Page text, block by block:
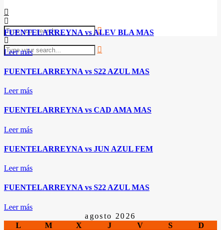
FUENTELARREYNA vs ALEV BLA MAS
Leer más
FUENTELARREYNA vs S22 AZUL MAS
Leer más
FUENTELARREYNA vs CAD AMA MAS
Leer más
FUENTELARREYNA vs JUN AZUL FEM
Leer más
FUENTELARREYNA vs S22 AZUL MAS
Leer más
agosto 2026
L
M X J V S D